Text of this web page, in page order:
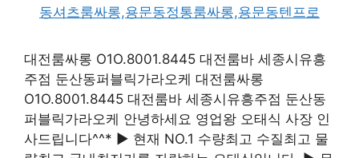
대전룸싸롱 O1O.8001.8445 대전룸바 세종시유흥
주점 둔산동퍼블릭가라오케 대전룸싸롱
O1O.8001.8445 대전룸바 세종시유흥주점 둔산동
퍼블릭가라오케 안녕하세요 영업왕 오태식 사장 인
사드립니다^^* ▶ 현재 NO.1 수량최고 수질최고 물